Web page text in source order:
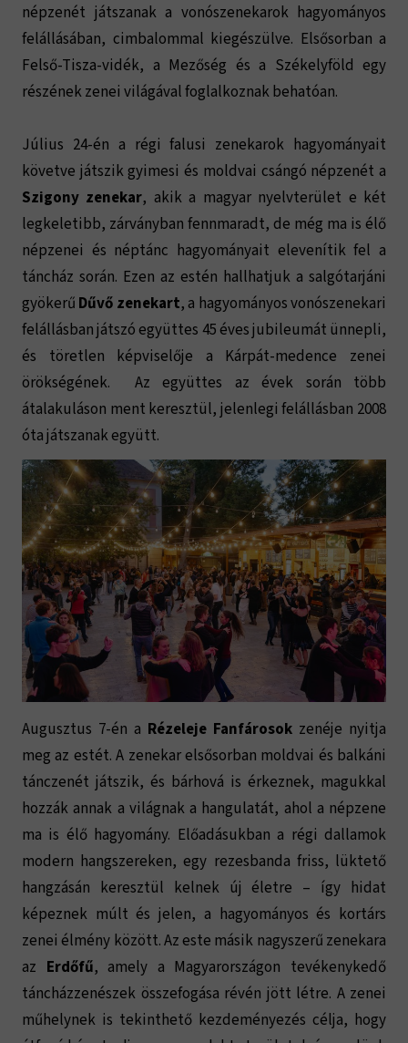
népzenét játszanak a vonószenekarok hagyományos
felállásában, cimbalommal kiegészülve. Elsősorban a
Felső-Tisza-vidék, a Mezőség és a Székelyföld egy
részének zenei világával foglalkoznak behatóan.
Július 24-én a régi falusi zenekarok hagyományait
követve játszik gyimesi és moldvai csángó népzenét a
Szigony zenekar, akik a magyar nyelvterület e két
legkeletibb, zárványban fennmaradt, de még ma is élő
népzenei és néptánc hagyományait elevenítik fel a
táncház során. Ezen az estén hallhatjuk a salgótarjáni
gyökerű Dűvő zenekart, a hagyományos vonószenekari
felállásban játszó együttes 45 éves jubileumát ünnepli,
és töretlen képviselője a Kárpát-medence zenei
örökségének. Az együttes az évek során több
átalakuláson ment keresztül, jelenlegi felállásban 2008
óta játszanak együtt.
Augusztus 7-én a Rézeleje Fanfárosok zenéje nyitja
meg az estét. A zenekar elsősorban moldvai és balkáni
tánczenét játszik, és bárhová is érkeznek, magukkal
hozzák annak a világnak a hangulatát, ahol a népzene
ma is élő hagyomány. Előadásukban a régi dallamok
modern hangszereken, egy rezesbanda friss, lüktető
hangzásán keresztül kelnek új életre – így hidat
képeznek múlt és jelen, a hagyományos és kortárs
zenei élmény között. Az este másik nagyszerű zenekara
az Erdőfű, amely a Magyarországon tevékenykedő
táncházzenészek összefogása révén jött létre. A zenei
műhelynek is tekinthető kezdeményezés célja, hogy